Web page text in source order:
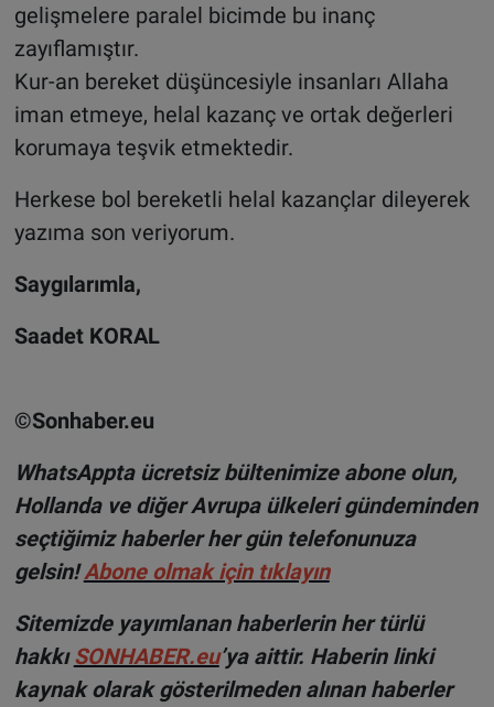
gelişmelere paralel bicimde bu inanç
zayıflamıştır.
Kur-an bereket düşüncesiyle insanları Allaha
iman etmeye, helal kazanç ve ortak değerleri
korumaya teşvik etmektedir.
Herkese bol bereketli helal kazançlar dileyerek
yazıma son veriyorum.
Saygılarımla,
Saadet KORAL
©Sonhaber.eu
WhatsAppta ücretsiz bültenimize abone olun,
Hollanda ve diğer Avrupa ülkeleri gündeminden
seçtiğimiz haberler her gün telefonunuza
gelsin!Abone olmak için tıklayın
Sitemizde yayımlanan haberlerin her türlü
hakkıSONHABER.eu’ya aittir. Haberin linki
kaynak olarak gösterilmeden alınan haberler